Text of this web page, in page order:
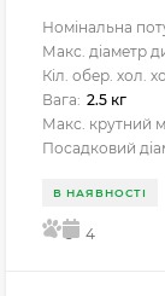
Номінальна
Макс. діаметр
Кіл. обер. хол.
Вага: 2.5 кг
Макс. крутний
Посадковий
В НАЯВНОСТІ
5 4